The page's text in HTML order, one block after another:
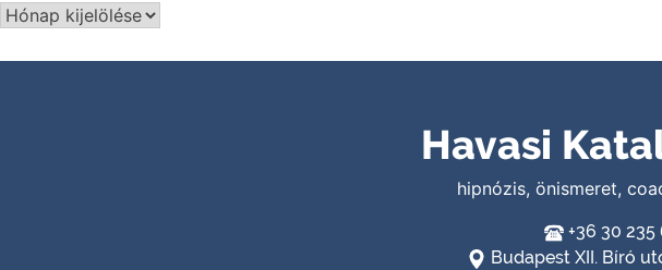
Archívum
Havasi
hipnózis, önismeret,
+36 30 235
Budapest XII. Bíró